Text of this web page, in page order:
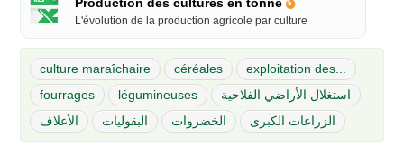
Production des cultures en tonne
L'évolution de la production agricole par culture
culture maraîchaire céréales
exploitation des...
fourrages
légumineuses
استغلال الأراضي الفلاحية
الأعلاف
البقوليات الخضروات الزراعات الكبرى